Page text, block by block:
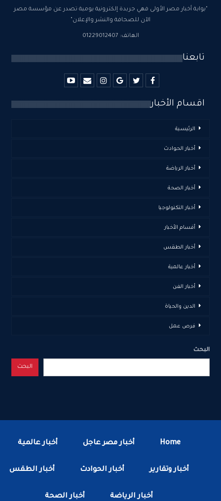
"بوابة أخبار مصر الأولى فهي جريدة إلكترونية يومية تصدر عن مؤسسة مصر
الآن للصحافة والنشر والإعلان"
الهاتف: 01229012407
تابعنا
اقسام الأخبار
الرئيسية
أخبار الحوادث
أخبار الرياضة
أخبار الصحة
أخبار التكنولوجيا
أقسام الأخبار
أخبار الطقس
أخبار عالمية
أخبار الفن
الدين والحياة
فرص عمل
البحث
البحث
Home أخبار مصر عاجل أخبار عالمية
أخبار وتقارير أخبار الحوادث أخبار الطقس
أخبار الرياضة أخبار الصحة